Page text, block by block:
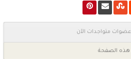
الصفحة